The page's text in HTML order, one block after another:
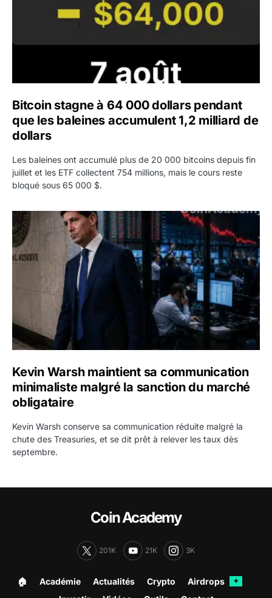
Bitcoin stagne à 64 000 dollars pendant
que les baleines accumulent 1,2 milliard de
dollars
Les baleines ont accumulé plus de 20 000 bitcoins depuis fin
juillet et les ETF collectent 754 millions, mais le cours reste
bloqué sous 65 000 $.
Kevin Warsh maintient sa communication minimaliste
Kevin Warsh maintient sa communication
minimaliste malgré la sanction du marché
obligataire
Kevin Warsh conserve sa communication réduite malgré la
chute des Treasuries, et se dit prêt à relever les taux dès
septembre.
Coin Academy
201K 21K 3K
🏠︎ Académie Actualités Crypto Airdrops ✦